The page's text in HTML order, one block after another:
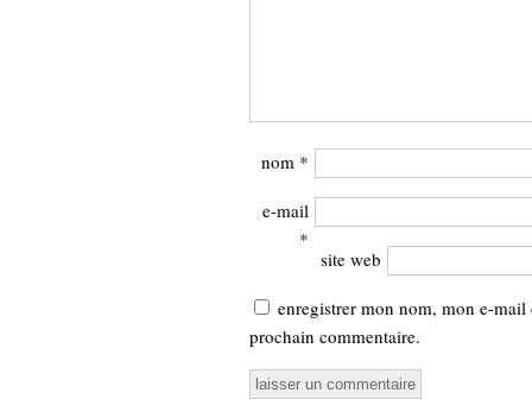
nom *
e-mail
*
site web
enregistrer mon nom, mon e-
prochain commentaire.